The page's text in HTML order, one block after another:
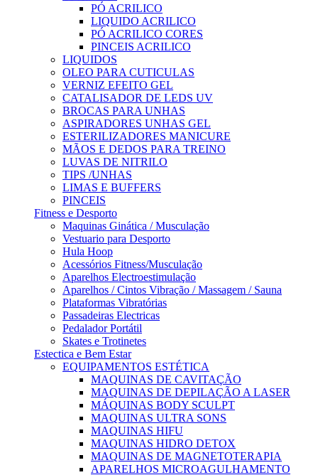
PÓ ACRILICO
LIQUIDO ACRILICO
PÓ ACRILICO CORES
PINCEIS ACRILICO
LIQUIDOS
OLEO PARA CUTICULAS
VERNIZ EFEITO GEL
CATALISADOR DE LEDS UV
BROCAS PARA UNHAS
ASPIRADORES UNHAS GEL
ESTERILIZADORES MANICURE
MÃOS E DEDOS PARA TREINO
LUVAS DE NITRILO
TIPS /UNHAS
LIMAS E BUFFERS
PINCEIS
Fitness e Desporto
Maquinas Ginática / Musculação
Vestuario para Desporto
Hula Hoop
Acessórios Fitness/Musculação
Aparelhos Electroestimulação
Aparelhos / Cintos Vibração / Massagem / Sauna
Plataformas Vibratórias
Passadeiras Electricas
Pedalador Portátil
Skates e Trotinetes
Estectica e Bem Estar
EQUIPAMENTOS ESTÉTICA
MAQUINAS DE CAVITAÇÃO
MAQUINAS DE DEPILAÇÃO A LASER
MÁQUINAS BODY SCULPT
MAQUINAS ULTRA SONS
MAQUINAS HIFU
MAQUINAS HIDRO DETOX
MAQUINAS DE MAGNETOTERAPIA
APARELHOS MICROAGULHAMENTO